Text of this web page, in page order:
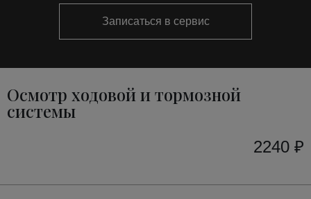
Записаться в сервис
Осмотр ходовой и тормозной
системы
2240 ₽